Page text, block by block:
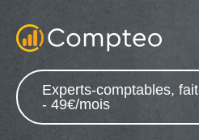
Experts-comptables,
- 49€/mois